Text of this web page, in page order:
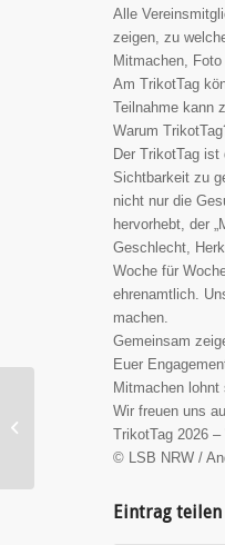
Alle
zeigen, zu
Mitmachen,
Am TrikotTag
Teilnahme kann
Warum
Der TrikotTag
Sichtbarkeit zu
nicht nur die
hervorhebt, der
Geschlecht,
Woche für
ehrenamtlich.
machen.
Gemeinsam
Euer
Mitmachen lohnt
Wir freuen uns
TrikotTag 2026 –
© LSB NRW /
Eintrag teilen
Freizeitcamps //
Frühling – Sommer
2026 // Krefelder